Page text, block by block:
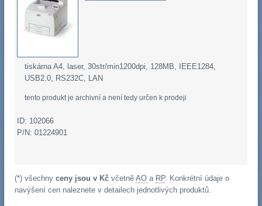
tiskárna A4, laser, 30str/min1200dpi, 128MB, IEEE1284,
USB2.0, RS232C, LAN
tento produkt je archivní a není tedy určen k prodeji
ID: 102066
P/N: 01224901
(*) všechny ceny jsou v Kčvčetně AOa RP. Konkrétní údaje o
navýšení cen naleznete v detailech jednotlivých produktů.